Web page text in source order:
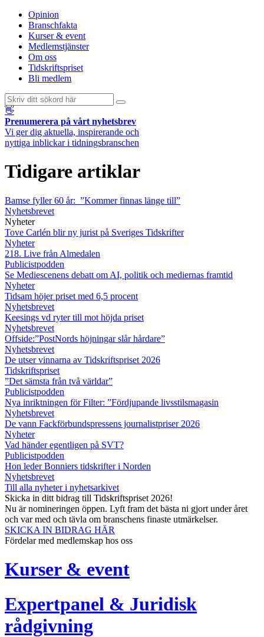
Opinion
Branschfakta
Kurser & event
Medlemstjänster
Om oss
Tidskriftspriset
Bli medlem
👋
Prenumerera på vårt nyhetsbrev
Vi ger dig aktuella, inspirerande och
nyttiga inblickar i tidningsbranschen
Tidigare artiklar
Bamse fyller 60 år: ”Kommer finnas länge till”
Nyhetsbrevet
Nyheter
Tove Carlén blir ny jurist på Sveriges Tidskrifter
Nyheter
218. Live från Almedalen
Publicistpodden
Se Mediescenens debatt om AI, politik och mediernas framtid
Nyheter
Tidsam höjer priset med 6,5 procent
Nyhetsbrevet
Keesings vd ryter till mot höjda priset
Nyhetsbrevet
Offside:”PostNords höjningar slår hårdare”
Nyhetsbrevet
De utser vinnarna av Tidskriftspriset 2026
Tidskriftspriset
”Det sämsta från två världar”
Publicistpodden
Nya inriktningen för Filter: ”Fördjupande livsstilsmagasin
Nyhetsbrevet
De vann Fackförbundspressens journalistpriser 2026
Nyheter
Vad händer egentligen på SVT?
Publicistpodden
Hon leder Bonniers tidskrifter i Norden
Nyhetsbrevet
Till alla nyheter i nyhetsarkivet
Skicka in ditt bidrag till Tidskriftspriset 2026!
Nu är nomineringen öppen. Lyft fram det bästa ni gjort under året
och var med och tävla om branschens finaste utmärkelser.
SKICKA IN BIDRAG HÄR
Fördelar med medlemskap hos oss
Kurser & event
Expertpanel & Juridisk
rådgivning